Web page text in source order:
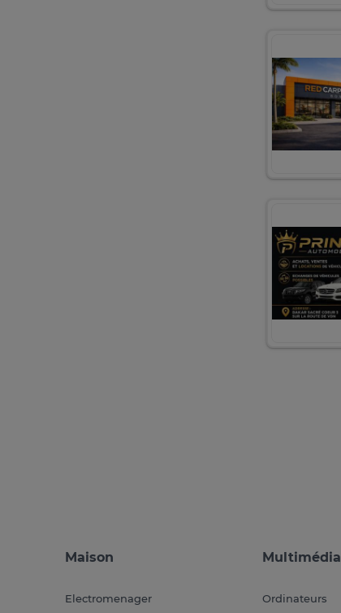
Maison
Electromenager
Multimédia
Ordinateurs